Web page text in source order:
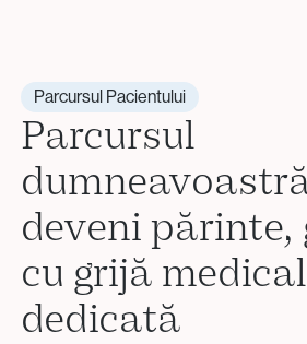
Parcursul Pacientului
Parcursul
deveni părinte,
cu grijă
dedicată